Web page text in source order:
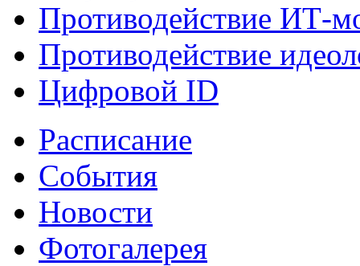
Противодействие ИТ-
Противодействие
Цифровой ID
Расписание
События
Новости
Фотогалерея